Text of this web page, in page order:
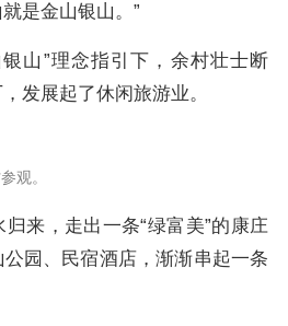
是金山银山。”
山”理念指引下，余村壮士断
发展起了休闲旅游业。
观。
来，走出一条“绿富美”的康庄
园、民宿酒店，渐渐串起一条